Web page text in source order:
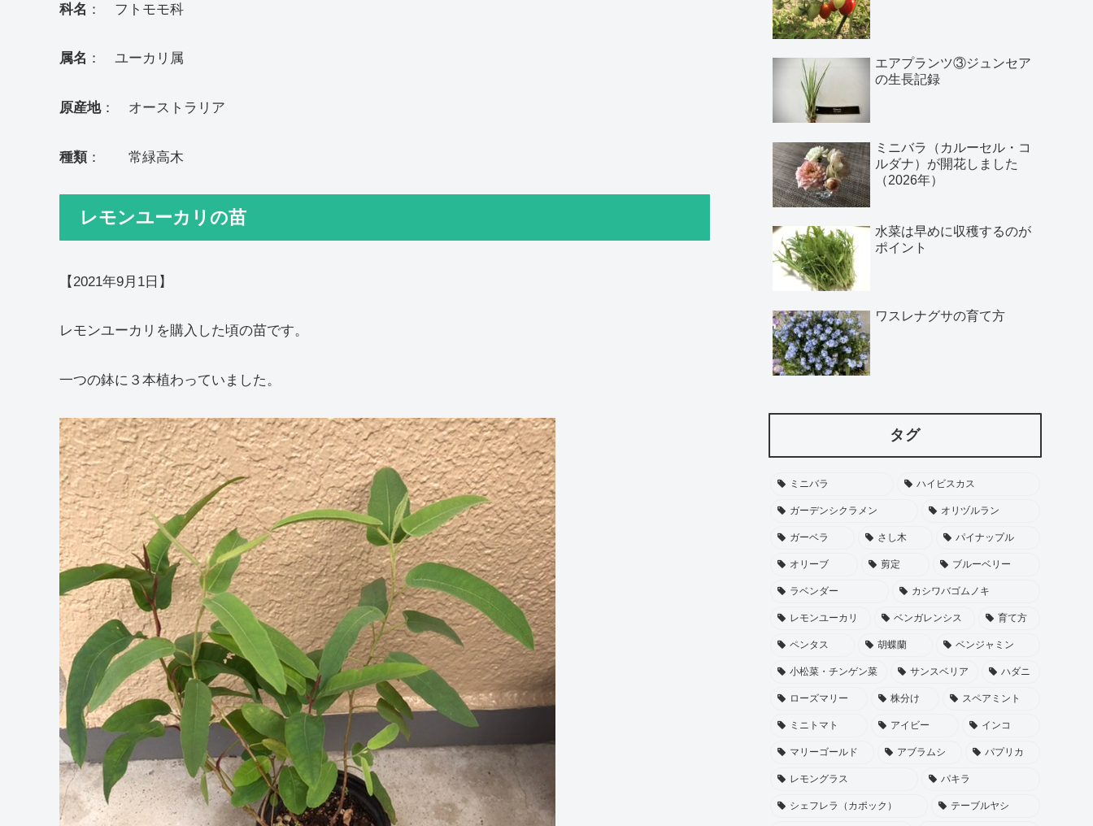
科名 ： フトモモ科
属名 ： ユーカリ属
原産地： オーストラリア
種類： 常緑高木
レモンユーカリの苗
【2021年9月1日】
レモンユーカリを購入した頃の苗です。
一つの鉢に３本植わっていました。
エアプランツ③ジュンセア
の生長記録
ミニバラ（カルーセル・コ
ルダナ）が開花しました
（2026年）
水菜は早めに収穫するのが
ポイント
ワスレナグサの育て方
タグ
ミニバラ ハイビスカス
ガーデンシクラメン オリヅルラン
ガーベラ さし木 パイナップル
オリーブ 剪定 ブルーベリー
ラベンダー カシワバゴムノキ
レモンユーカリ ベンガレンシス 育て方
ペンタス 胡蝶蘭 ベンジャミン
小松菜・チンゲン菜 サンスベリア ハダニ
ローズマリー 株分け スペアミント
ミニトマト アイビー インコ
マリーゴールド アブラムシ パプリカ
レモングラス パキラ
シェフレラ（カポック） テーブルヤシ